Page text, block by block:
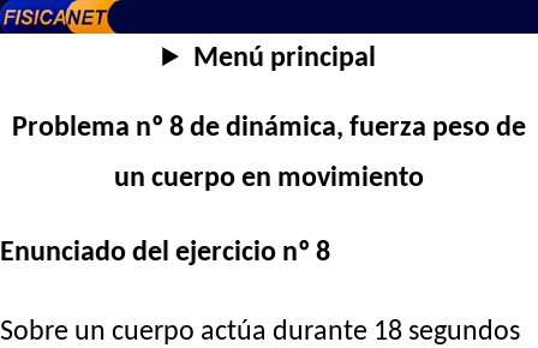
Menú principal
Problema nº 8 de dinámica, fuerza peso de
un cuerpo en movimiento
Enunciado del ejercicio nº 8
Sobre un cuerpo actúa durante 18 segundos